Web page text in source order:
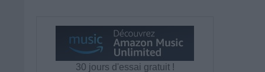
30 jours d'essai gratuit !